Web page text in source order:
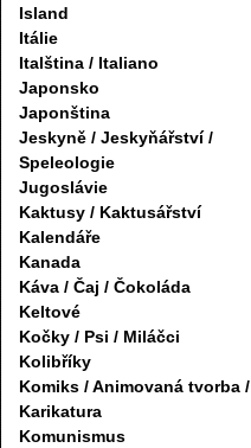
Island
Itálie
Italština / Italiano
Japonsko
Japonština
Jeskyně / Jeskyňářství /
Speleologie
Jugoslávie
Kaktusy / Kaktusářství
Kalendáře
Kanada
Káva / Čaj / Čokoláda
Keltové
Kočky / Psi / Miláčci
Kolibříky
Komiks / Animovaná tvorba /
Karikatura
Komunismus